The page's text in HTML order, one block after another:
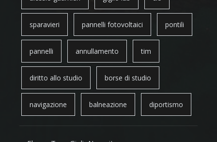
sparavieri pannelli fotovoltaici pontili
pannelli annullamento tim
diritto allo studio borse di studio
navigazione balneazione diportismo